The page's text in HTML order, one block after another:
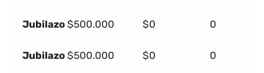
Jubilazo $500.000 $0 0
Jubilazo $500.000 $0 0